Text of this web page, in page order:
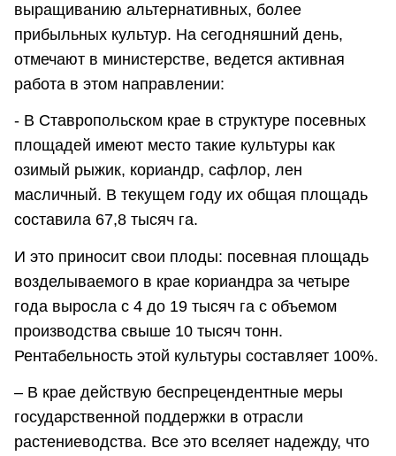
выращиванию альтернативных, более
прибыльных культур. На сегодняшний день,
отмечают в министерстве, ведется активная
работа в этом направлении:
- В Ставропольском крае в структуре посевных
площадей имеют место такие культуры как
озимый рыжик, кориандр, сафлор, лен
масличный. В текущем году их общая площадь
составила 67,8 тысяч га.
И это приносит свои плоды: посевная площадь
возделываемого в крае кориандра за четыре
года выросла с 4 до 19 тысяч га с объемом
производства свыше 10 тысяч тонн.
Рентабельность этой культуры составляет 100%.
– В крае действую беспрецендентные меры
государственной поддержки в отрасли
растениеводства. Все это вселяет надежду, что